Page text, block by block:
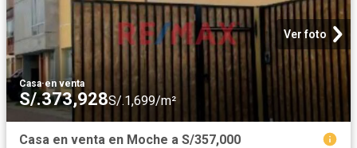
Ver foto
Casa·en venta
S/.373,928S/.1,699/m²
Casa en venta en Moche a S/357,000